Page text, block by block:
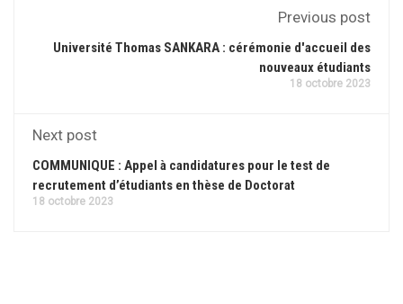
Previous post
Université Thomas SANKARA : cérémonie d'accueil des
nouveaux étudiants
18 octobre 2023
Next post
COMMUNIQUE : Appel à candidatures pour le test de
recrutement d’étudiants en thèse de Doctorat
18 octobre 2023